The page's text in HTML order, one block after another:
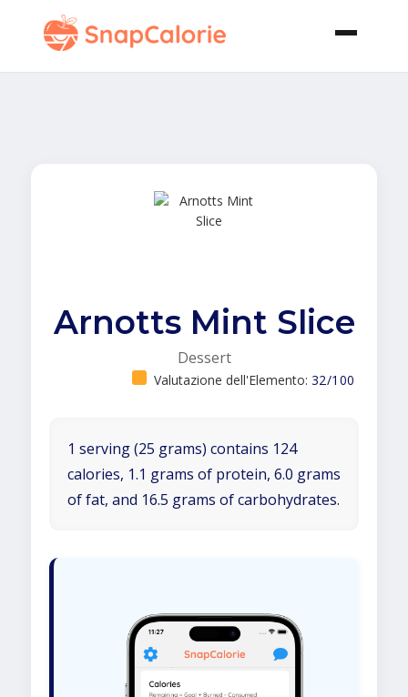
Arnotts Mint Slice
Dessert
Valutazione dell'Elemento: 32/100
1 serving (25 grams) contains 124
calories, 1.1 grams of protein, 6.0 grams
of fat, and 16.5 grams of carbohydrates.